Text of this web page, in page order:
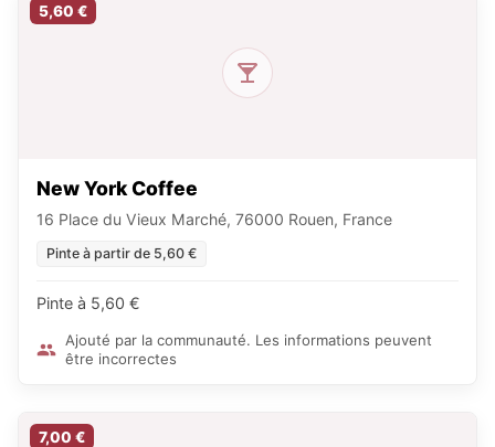
5,60 €
New York Coffee
16 Place du Vieux Marché, 76000 Rouen, France
Pinte à partir de 5,60 €
Pinte à 5,60 €
Ajouté par la communauté. Les informations peuvent
être incorrectes
7,00 €